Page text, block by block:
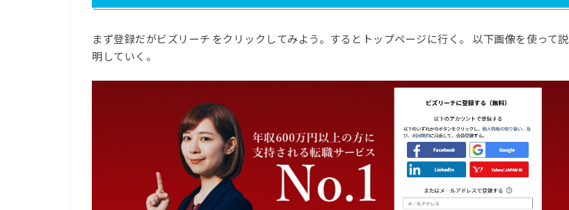
まず登録だがビズリーチ をクリックしてみよう。するとトップページに行く。 以下画像を使って説
明していく。